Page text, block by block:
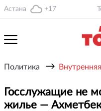
Астана +17
Политика →
Госслужащие не
жилье —